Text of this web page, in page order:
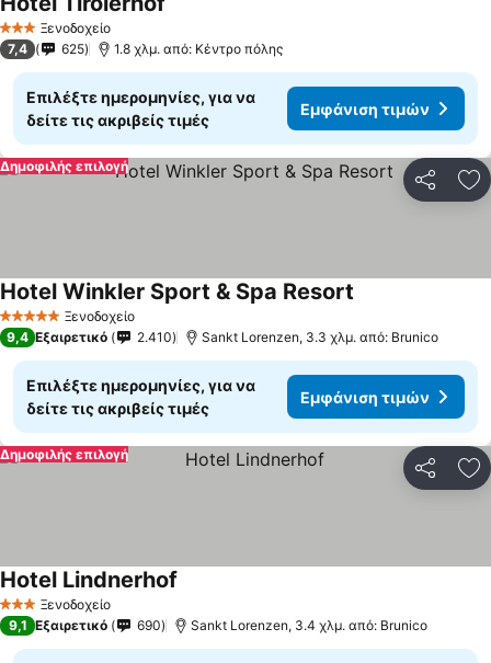
3 ΑστέριαΞενοδοχείο
7,4 625 1.8 χλμ. από: Κέντρο πόλης
Επιλέξτε ημερομηνίες, για να
δείτε τις ακριβείς τιμές
Εμφάνιση τιμών
Δημοφιλής επιλογή
5 Αστέρια Ξενοδοχείο
Hotel Winkler Sport & Spa Resort
9,4 Εξαιρετικό 2.410 Sankt Lorenzen, 3.3 χλμ. από: Brunico
Επιλέξτε ημερομηνίες, για να
δείτε τις ακριβείς τιμές
Εμφάνιση τιμών
Δημοφιλής επιλογή
3 ΑστέριαΞενοδοχείο
Hotel Lindnerhof
9,1 Εξαιρετικό 690 Sankt Lorenzen, 3.4 χλμ. από: Brunico